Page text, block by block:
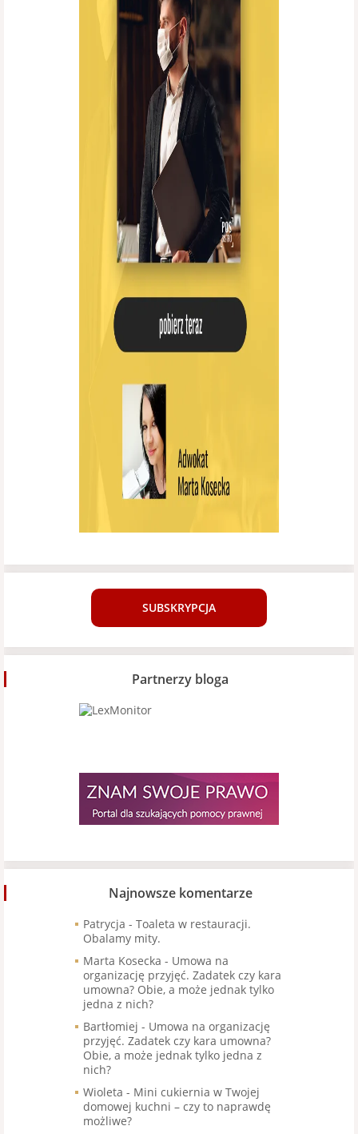
SUBSKRYPCJA
Partnerzy bloga
Najnowsze komentarze
Patrycja - Toaleta w restauracji.
Obalamy mity.
Marta Kosecka - Umowa na
organizację przyjęć. Zadatek czy kara
umowna? Obie, a może jednak tylko
jedna z nich?
Bartłomiej - Umowa na organizację
przyjęć. Zadatek czy kara umowna?
Obie, a może jednak tylko jedna z
nich?
Wioleta - Mini cukiernia w Twojej
domowej kuchni – czy to naprawdę
możliwe?